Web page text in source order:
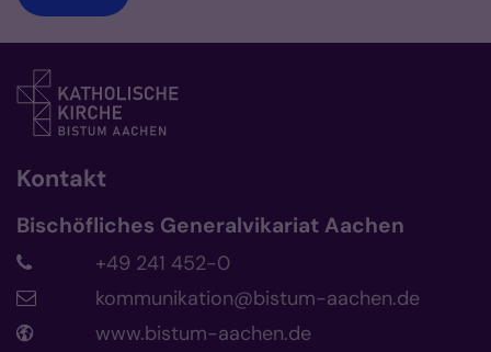
Kontakt
Bischöfliches Generalvikariat Aachen
+49 241 452-0
kommunikation@bistum-aachen.de
www.bistum-aachen.de